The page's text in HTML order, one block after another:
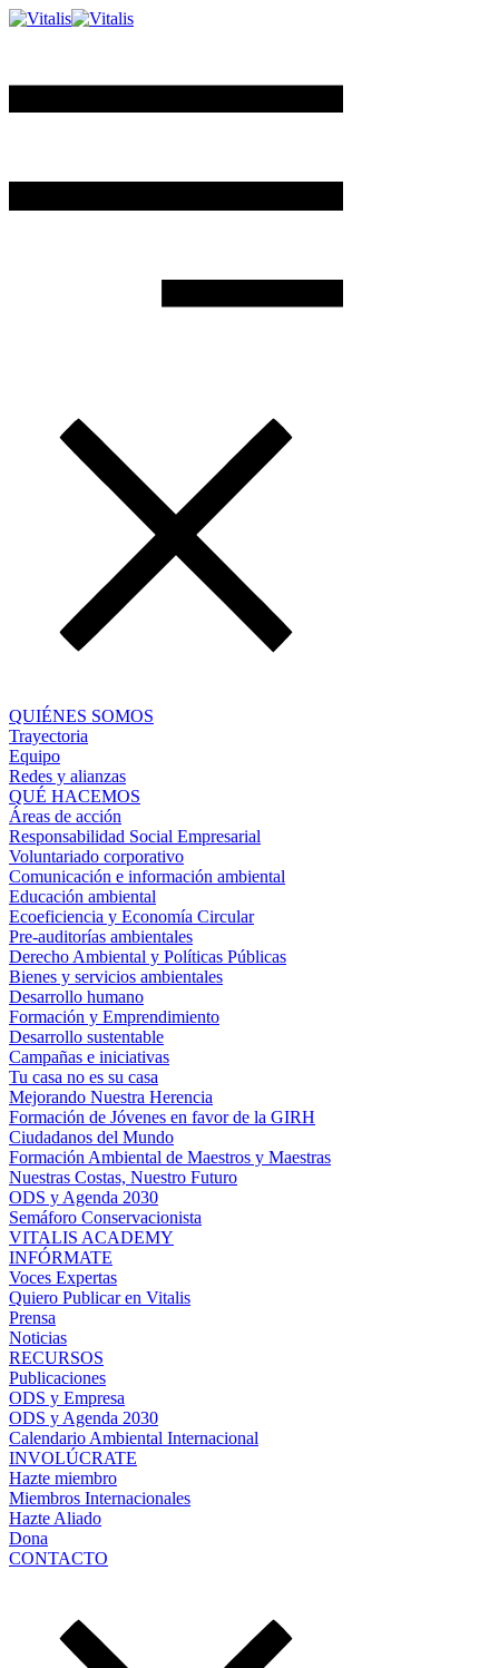
QUIÉNES SOMOS
Trayectoria
Equipo
Redes y alianzas
QUÉ HACEMOS
Áreas de acción
Responsabilidad Social Empresarial
Voluntariado corporativo
Comunicación e información ambiental
Educación ambiental
Ecoeficiencia y Economía Circular
Pre-auditorías ambientales
Derecho Ambiental y Políticas Públicas
Bienes y servicios ambientales
Desarrollo humano
Formación y Emprendimiento
Desarrollo sustentable
Campañas e iniciativas
Tu casa no es su casa
Mejorando Nuestra Herencia
Formación de Jóvenes en favor de la GIRH
Ciudadanos del Mundo
Formación Ambiental de Maestros y Maestras
Nuestras Costas, Nuestro Futuro
ODS y Agenda 2030
Semáforo Conservacionista
VITALIS ACADEMY
INFÓRMATE
Voces Expertas
Quiero Publicar en Vitalis
Prensa
Noticias
RECURSOS
Publicaciones
ODS y Empresa
ODS y Agenda 2030
Calendario Ambiental Internacional
INVOLÚCRATE
Hazte miembro
Miembros Internacionales
Hazte Aliado
Dona
CONTACTO